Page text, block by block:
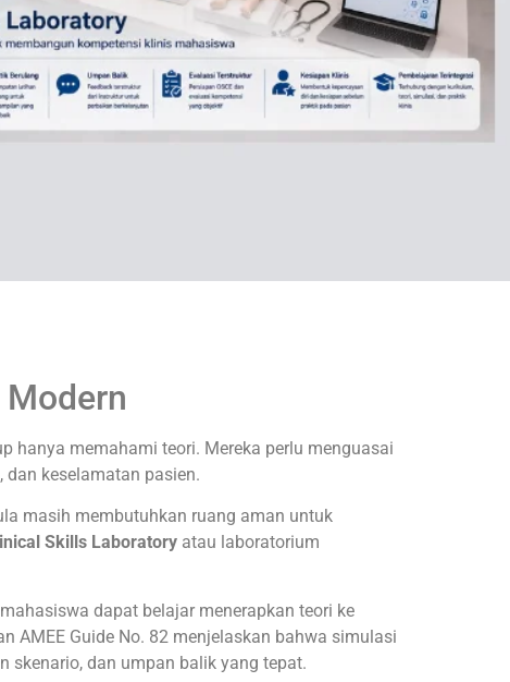
hanya memahami teori. Mereka perlu menguasai
keselamatan pasien.
masih membutuhkan ruang aman untuk
Skills Laboratory atau laboratorium
dapat belajar menerapkan teori ke
AMEE Guide No. 82 menjelaskan bahwa simulasi
skenario, dan umpan balik yang tepat.